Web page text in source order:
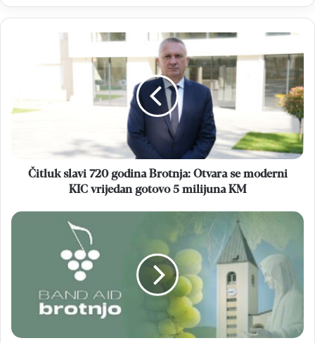
Brotnja:
Otvara
vrijedan
milijuna
Čitluk slavi 720 godina Brotnja: Otvara se moderni
KIC vrijedan gotovo 5 milijuna KM
Band
i